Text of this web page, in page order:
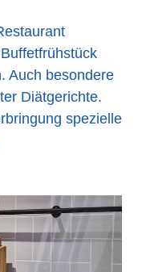
Auch besondere
Diätgerichte.
spezielle